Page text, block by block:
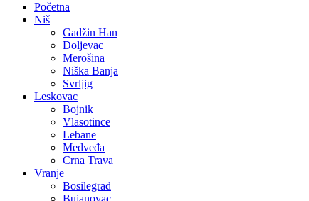
Početna
Niš
Gadžin Han
Doljevac
Merošina
Niška Banja
Svrljig
Leskovac
Bojnik
Vlasotince
Lebane
Medveđa
Crna Trava
Vranje
Bosilegrad
Bujanovac